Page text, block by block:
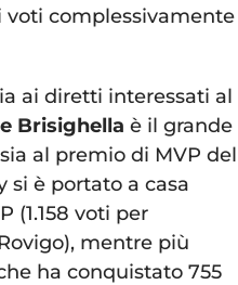
voti complessivamente
ai diretti interessati al
Brisighella è il grande
al premio di MVP del
si è portato a casa
(1.158 voti per
mentre più
ha conquistato 755